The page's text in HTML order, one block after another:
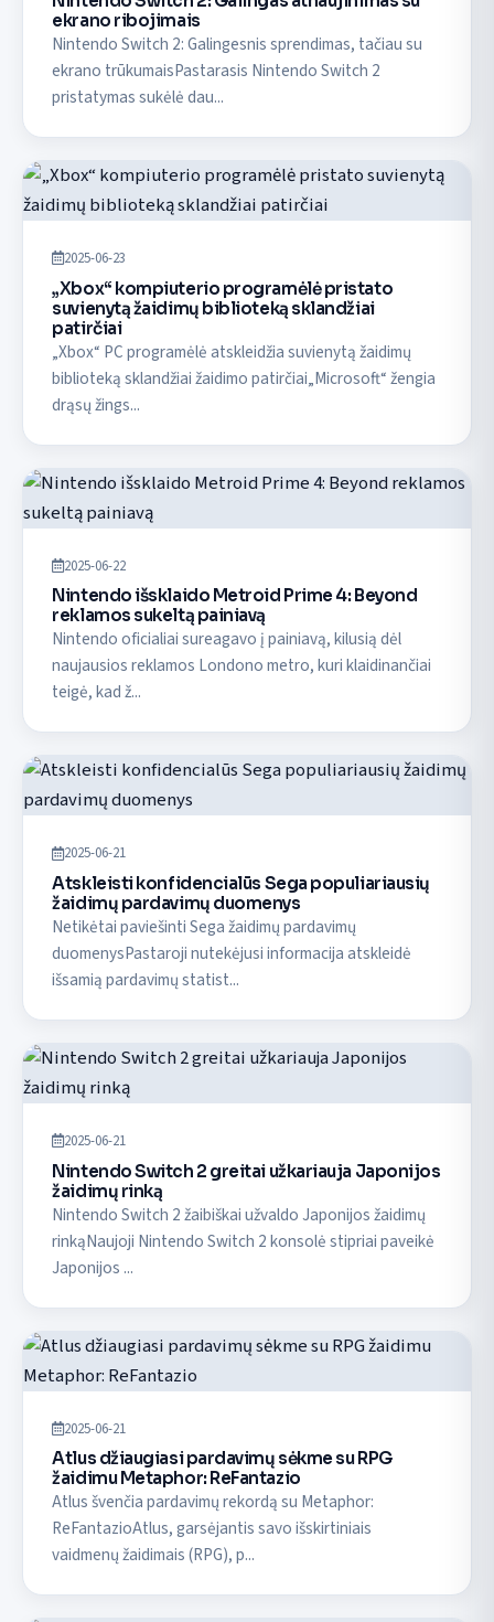
ekrano ribojimais
Nintendo Switch 2: Galingesnis sprendimas, tačiau su
ekrano trūkumaisPastarasis Nintendo Switch 2
pristatymas sukėlė dau...
2025-06-23
„Xbox“ kompiuterio programėlė pristato
suvienytą žaidimų biblioteką sklandžiai
patirčiai
„Xbox“ PC programėlė atskleidžia suvienytą žaidimų
biblioteką sklandžiai žaidimo patirčiai„Microsoft“ žengia
drąsų žings...
2025-06-22
Nintendo išsklaido Metroid Prime 4: Beyond
reklamos sukeltą painiavą
Nintendo oficialiai sureagavo į painiavą, kilusią dėl
naujausios reklamos Londono metro, kuri klaidinančiai
teigė, kad ž...
2025-06-21
Atskleisti konfidencialūs Sega populiariausių
žaidimų pardavimų duomenys
Netikėtai paviešinti Sega žaidimų pardavimų
duomenysPastaroji nutekėjusi informacija atskleidė
išsamią pardavimų statist...
2025-06-21
Nintendo Switch 2 greitai užkariauja Japonijos
žaidimų rinką
Nintendo Switch 2 žaibiškai užvaldo Japonijos žaidimų
rinkąNaujoji Nintendo Switch 2 konsolė stipriai paveikė
Japonijos ...
2025-06-21
Atlus džiaugiasi pardavimų sėkme su RPG
žaidimu Metaphor: ReFantazio
Atlus švenčia pardavimų rekordą su Metaphor:
ReFantazioAtlus, garsėjantis savo išskirtiniais
vaidmenų žaidimais (RPG), p...